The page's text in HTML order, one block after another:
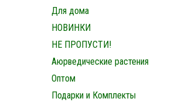
Для дома
НОВИНКИ
НЕ ПРОПУСТИ!
Аюрведические растения
Оптом
Подарки и Комплекты